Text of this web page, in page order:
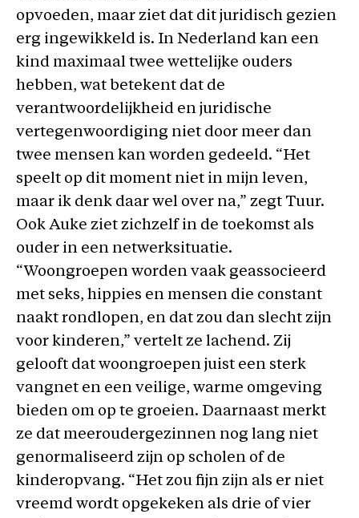
opvoeden, maar ziet dat dit juridisch gezien
erg ingewikkeld is. In Nederland kan een
kind maximaal twee wettelijke ouders
hebben, wat betekent dat de
verantwoordelijkheid en juridische
vertegenwoordiging niet door meer dan
twee mensen kan worden gedeeld. “Het
speelt op dit moment niet in mijn leven,
maar ik denk daar wel over na,” zegt Tuur.
Ook Auke ziet zichzelf in de toekomst als
ouder in een netwerksituatie.
“Woongroepen worden vaak geassocieerd
met seks, hippies en mensen die constant
naakt rondlopen, en dat zou dan slecht zijn
voor kinderen,” vertelt ze lachend. Zij
gelooft dat woongroepen juist een sterk
vangnet en een veilige, warme omgeving
bieden om op te groeien. Daarnaast merkt
ze dat meeroudergezinnen nog lang niet
genormaliseerd zijn op scholen of de
kinderopvang. “Het zou fijn zijn als er niet
vreemd wordt opgekeken als drie of vier